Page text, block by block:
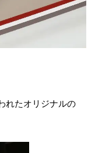
れたオリジナルの